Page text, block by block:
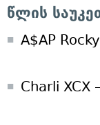
წლის
A$AP
Charli XCX